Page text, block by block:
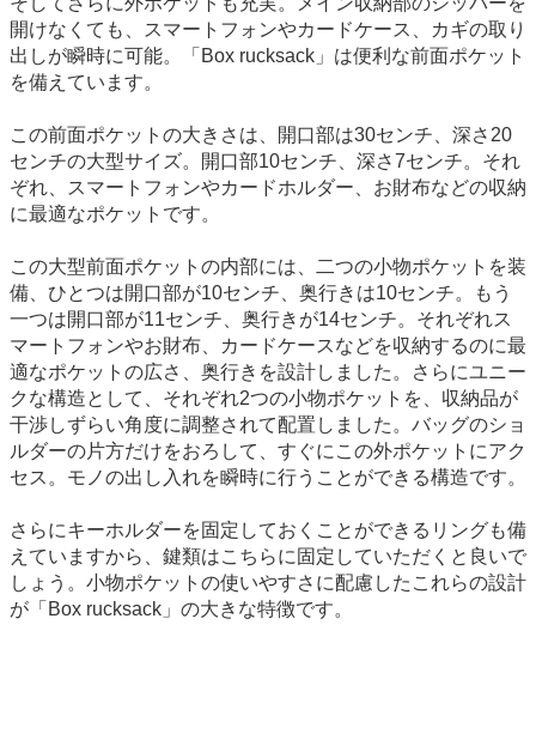
開けなくても、スマートフォンやカードケース、カギの取り
出しが瞬時に可能。「Box rucksack」は便利な前面ポケット
を備えています。
この前面ポケットの大きさは、開口部は30センチ、深さ20
センチの大型サイズ。開口部10センチ、深さ7センチ。それ
ぞれ、スマートフォンやカードホルダー、お財布などの収納
に最適なポケットです。
この大型前面ポケットの内部には、二つの小物ポケットを装
備、ひとつは開口部が10センチ、奥行きは10センチ。もう
一つは開口部が11センチ、奥行きが14センチ。それぞれス
マートフォンやお財布、カードケースなどを収納するのに最
適なポケットの広さ、奥行きを設計しました。さらにユニー
クな構造として、それぞれ2つの小物ポケットを、収納品が
干渉しずらい角度に調整されて配置しました。バッグのショ
ルダーの片方だけをおろして、すぐにこの外ポケットにアク
セス。モノの出し入れを瞬時に行うことができる構造です。
さらにキーホルダーを固定しておくことができるリングも備
えていますから、鍵類はこちらに固定していただくと良いで
しょう。小物ポケットの使いやすさに配慮したこれらの設計
が「Box rucksack」の大きな特徴です。